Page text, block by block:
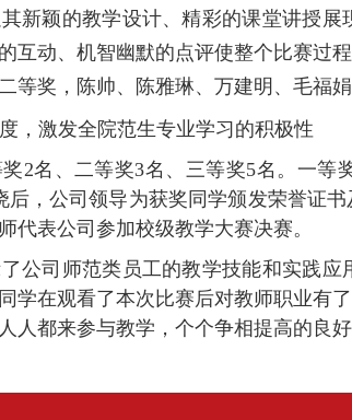
新颖的教学设计、精彩的课堂讲授
互动、机智幽默的点评使整个比赛过
等奖，陈帅、陈雅琳、万建明、毛福
，激发全院范生专业学习的积极性
2名、二等奖3名、三等奖5名。一等
后，公司领导为获奖同学颁发荣誉证
代表公司参加校级教学大赛决赛。
公司师范类员工的教学技能和实践
学在观看了本次比赛后对教师职业有
人都来参与教学，个个争相提高的良好